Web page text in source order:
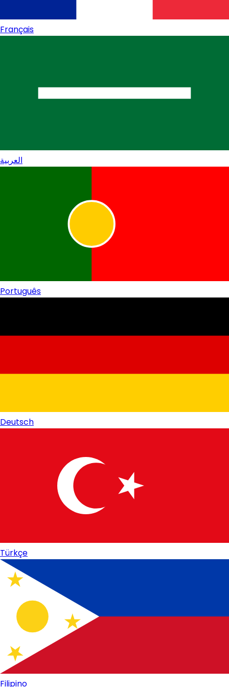
Français
العربية
Português
Deutsch
Türkçe
Filipino